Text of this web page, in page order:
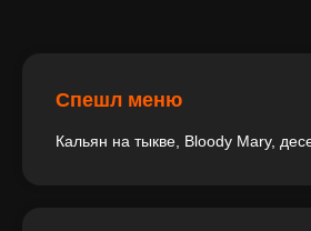
Спешл меню
Кальян на тыкве, Bloody Mary,